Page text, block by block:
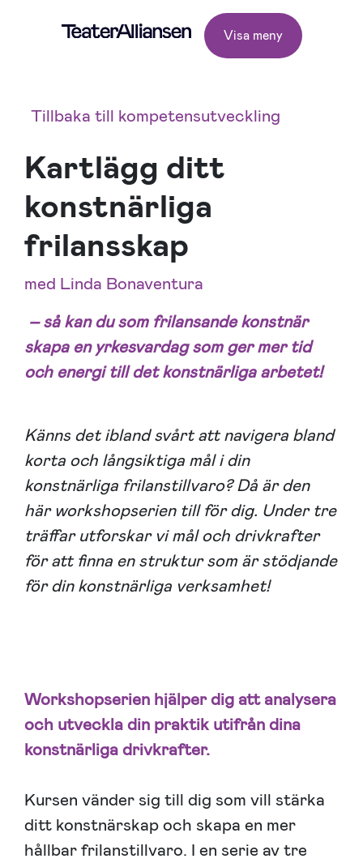
Visa meny
Tillbaka till kompetensutveckling
Kartlägg ditt
konstnärliga
frilansskap
med Linda Bonaventura
–så kan du som frilansande konstnär
skapa en yrkesvardag som ger mer tid
och energi till det konstnärliga arbetet!
Känns det ibland svårt att navigera bland
korta och långsiktiga mål i din
konstnärliga frilanstillvaro? Då är den
här workshopserien till för dig. Under tre
träffar utforskar vi mål och drivkrafter
för att finna en struktur som är stödjande
för din konstnärliga verksamhet!
Workshopserien hjälper dig att analysera
och utveckla din praktik utifrån dina
konstnärliga drivkrafter.
Kursen vänder sig till dig som vill stärka
ditt konstnärskap och skapa en mer
hållbar frilanstillvaro. I en serie av tre